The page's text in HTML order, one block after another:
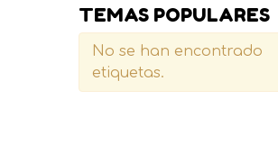
TEMAS POPULARES
No se han encontrado
etiquetas.